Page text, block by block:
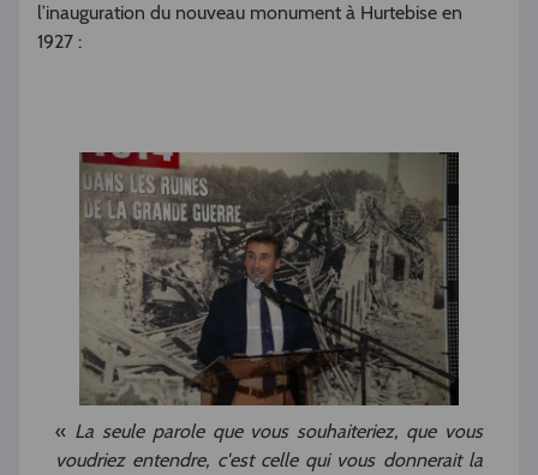
l’inauguration du nouveau monument à Hurtebise en
1927 :
« La seule parole que vous souhaiteriez, que vous
voudriez entendre, c'est celle qui vous donnerait la